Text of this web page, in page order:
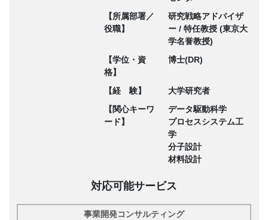
【所属部署／
役職】
研究戦略アドバイザ
ー / 特任教授 (東京大
学名誉教授)
【学位・資
格】
博士(DR)
【経 験】
大学研究者
【関心キーワ
ード】
データ駆動科学
プロセスシステム工
学
分子設計
材料設計
対応可能サービス
事業開発コンサルティング